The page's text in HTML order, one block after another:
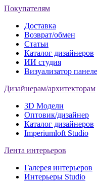
Покупателям
Доставка
Возврат/обмен
Статьи
Каталог дизайнеров
ИИ студия
Визуализатор
Дизайнерам/архитекторам
3D Модели
Оптовик/дизайнер
Каталог дизайнеров
Imperiumloft Studio
Лента интерьеров
Галерея интерьеров
Интерьеры Studio